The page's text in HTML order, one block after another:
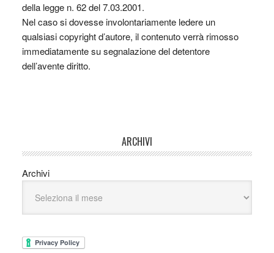
della legge n. 62 del 7.03.2001.
Nel caso si dovesse involontariamente ledere un
qualsiasi copyright d’autore, il contenuto verrà rimosso
immediatamente su segnalazione del detentore
dell’avente diritto.
ARCHIVI
Archivi